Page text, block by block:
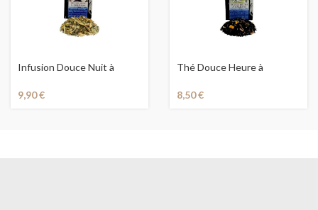
Infusion Douce Nuit à
9,90€
Thé Douce Heure à
8,50€